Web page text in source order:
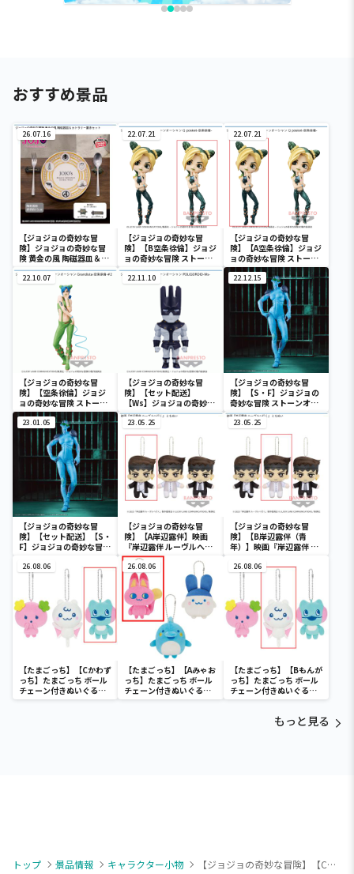
おすすめ景品
26.07.16
【ジョジョの奇妙な冒
険】ジョジョの奇妙な冒
険 黄金の風 陶磁器皿＆カ
トラリー置きセット
22.07.21
【ジョジョの奇妙な冒
険】【B空条徐倫】ジョジ
ョの奇妙な冒険 ストーン
オーシャン Q posket-空
条徐倫-
22.07.21
【ジョジョの奇妙な冒
険】【A空条徐倫】ジョジ
ョの奇妙な冒険 ストーン
オーシャン Q posket-空
条徐倫-
22.10.07
【ジョジョの奇妙な冒
険】【空条徐倫】ジョジ
ョの奇妙な冒険 ストーン
オーシャン Grandista-
空条徐倫-#2
22.11.10
【ジョジョの奇妙な冒
険】【セット配送】
【Ws】ジョジョの奇妙な
冒険 ストーンオーシャン
POLIGOROID-Ws-
22.12.15
【ジョジョの奇妙な冒
険】【S・F】ジョジョの
奇妙な冒険 ストーンオー
シャン Grandista-S・F-
23.01.05
【ジョジョの奇妙な冒
険】【セット配送】【S・
F】ジョジョの奇妙な冒険
Grandista-S・F-
23.05.25
【ジョジョの奇妙な冒
険】【A岸辺露伴】映画
『岸辺露伴 ルーヴルへ行
く』 ともぬい
23.05.25
【ジョジョの奇妙な冒
険】【B岸辺露伴（青
年）】映画『岸辺露伴 ル
26.08.06
【たまごっち】【Cかわず
っち】たまごっち ボール
チェーン付きぬいぐるみ
～Tamagotchi
26.08.06
【たまごっち】【Aみゃお
っち】たまごっち ボール
チェーン付きぬいぐるみ
～Tamagotchi
26.08.06
【たまごっち】【Bもんが
っち】たまごっち ボール
チェーン付きぬいぐるみ
～Tamagotchi
もっと見る
トップ 景品情報 キャラクター小物
【ジョジョの奇妙な冒険】【C空条徐倫】ジョジョの奇妙な冒険 ちびぐるみvol.2